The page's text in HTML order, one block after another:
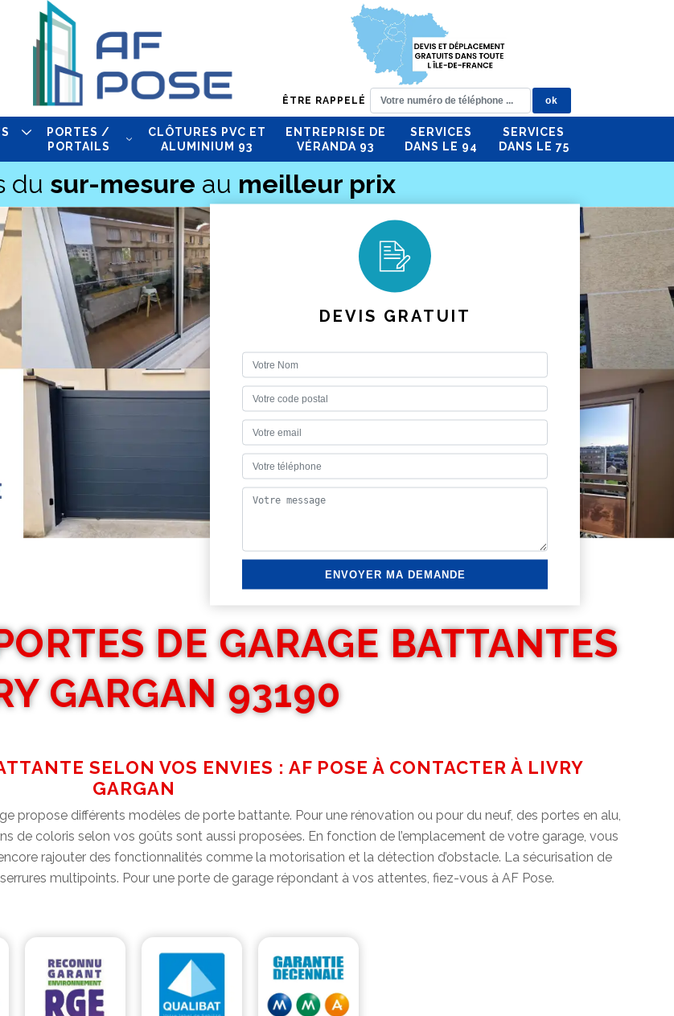
ÊTRE RAPPELÉ
PORTES /
PORTAILS
CLÔTURES PVC ET
ALUMINIUM 93
ENTREPRISE DE
VÉRANDA 93
SERVICES
DANS LE 94
SERVICES
DANS LE 75
du sur-mesure au meilleur prix
DEVIS GRATUIT
DE GARAGE BATTANTES
GARGAN 93190
SELON VOS ENVIES : AF POSE À CONTACTER À LIVRY
GARGAN
propose différents modèles de porte battante. Pour une rénovation ou pour du neuf, des portes en alu,
de coloris selon vos goûts sont aussi proposées. En fonction de l’emplacement de votre garage, vous
rajouter des fonctionnalités comme la motorisation et la détection d’obstacle. La sécurisation de
multipoints. Pour une porte de garage répondant à vos attentes, fiez-vous à AF Pose.